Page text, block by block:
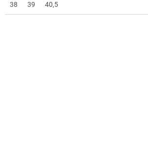
38 39 40,5